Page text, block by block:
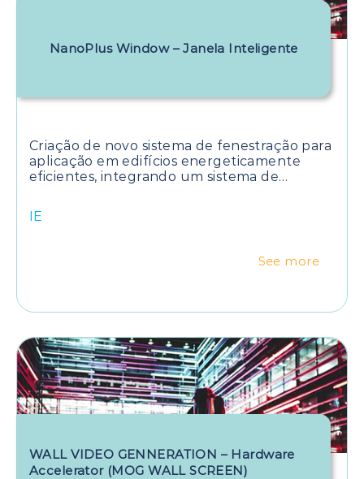
NanoPlus Window – Janela Inteligente
Criação de novo sistema de fenestração para
aplicação em edifícios energeticamente
eficientes, integrando um sistema de
de purificação do ar baseado na aplicação
de nanomateriais avançados fotocatalíticos
Universidade do Minho). Contempla, ainda,
um sistema de estores e caixilho com
fotocatalítica e de um sistema mecatrónico
ao nível de todos os elementos do sistema.
IE
See more
WALL VIDEO GENNERATION – Hardware
Accelerator (MOG WALL SCREEN)